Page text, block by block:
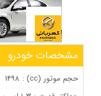
مشخصات خودرو
حجم موتور (cc) : 1498